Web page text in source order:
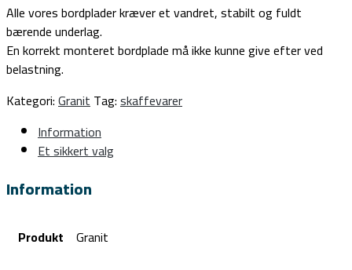
Alle vores bordplader kræver et vandret, stabilt og fuldt
bærende underlag.
En korrekt monteret bordplade må ikke kunne give efter ved
belastning.
Kategori:GranitTag:skaffevarer
Information
Et sikkert valg
Information
Produkt Granit